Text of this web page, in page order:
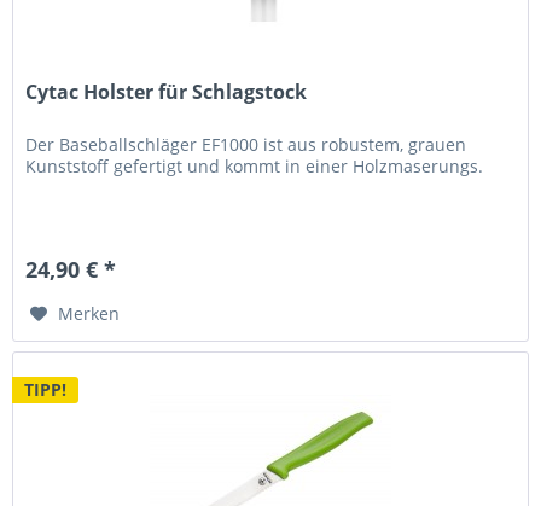
Cytac Holster für Schlagstock
Der Baseballschläger EF1000 ist aus robustem, grauen
Kunststoff gefertigt und kommt in einer Holzmaserungs.
24,90 € *
Merken
TIPP!